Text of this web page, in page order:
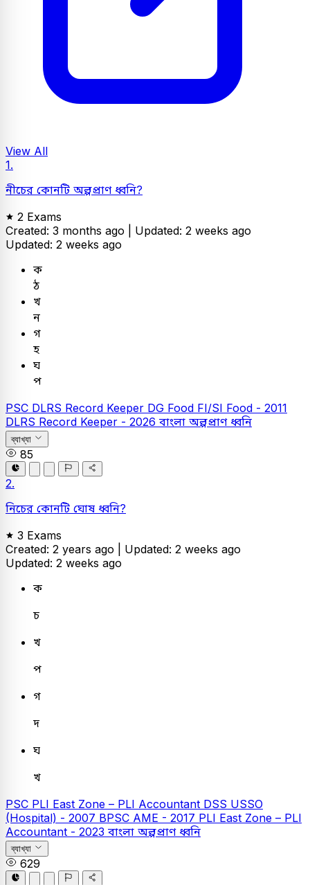
View All
1.
নীচের কোনটি অল্পপ্রাণ ধ্বনি?
2 Exams
Created: 3 months ago | Updated: 2 weeks ago
Updated: 2 weeks ago
ক
ঠ
খ
ন
গ
হ
ঘ
প
PSC DLRS Record Keeper DG Food FI/SI Food - 2011
DLRS Record Keeper - 2026 বাংলা অল্পপ্রাণ ধ্বনি
ব্যাখ্যা
85
2.
নিচের কোনটি ঘোষ ধ্বনি?
3 Exams
Created: 2 years ago | Updated: 2 weeks ago
Updated: 2 weeks ago
ক
চ
খ
প
গ
দ
ঘ
খ
PSC PLI East Zone – PLI Accountant DSS USSO
(Hospital) - 2007 BPSC AME - 2017 PLI East Zone – PLI
Accountant - 2023 বাংলা অল্পপ্রাণ ধ্বনি
ব্যাখ্যা
629